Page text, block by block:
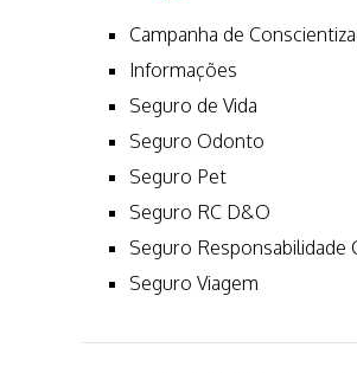
Campanha de
Informações
Seguro de Vida
Seguro Odonto
Seguro Pet
Seguro RC D&O
Seguro Responsabilidade
Seguro Viagem